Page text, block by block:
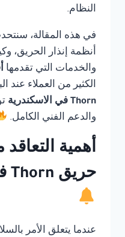
النظام.
في هذه المقالة،
أنظمة إنذار الحريق،
والخدمات التي تقدمها
الكثير من العملاء عند
Thorn في الاسكندرية
والدعم الفني الكامل.
أهمية
حريق Thorn في الاسكندرية
عندما يتعلق الأمر